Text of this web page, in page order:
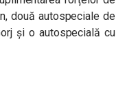
două autospeciale de
și o autospecială cu